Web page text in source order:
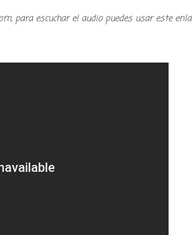
sobre
para escuchar el audio puedes usar este